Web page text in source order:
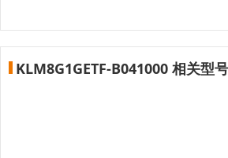
KLM8G1GETF-B041000 相关型号